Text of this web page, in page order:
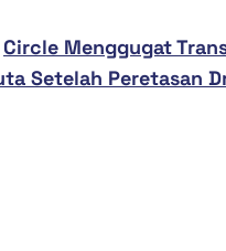
Circle Menggugat
Setelah Peretasan